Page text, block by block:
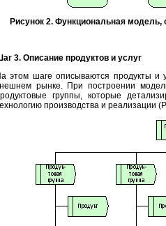
Рисунок 2. Функциональная модель,
3. Описание продуктов и услуг
этом шаге описываются продукты и
рынке. При построении
группы, которые
производства и реализации